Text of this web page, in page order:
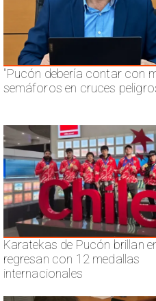
"Pucón debería contar con
semáforos en cruces
Karatekas de Pucón brillan
regresan con 12 medallas
internacionales